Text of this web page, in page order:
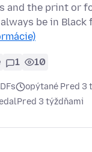
and the print or
be in Black
1 10
opýtané Pred 3
Pred 3 týždňami